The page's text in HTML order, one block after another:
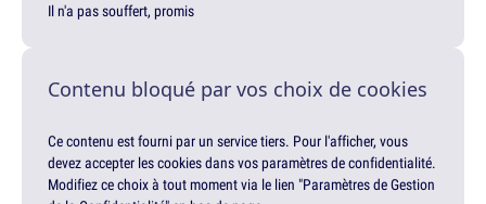
Il n'a pas souffert, promis
Contenu bloqué par vos choix de cookies
Ce contenu est fourni par un service tiers. Pour l'afficher, vous
devez accepter les cookies dans vos paramètres de confidentialité.
Modifiez ce choix à tout moment via le lien "Paramètres de Gestion